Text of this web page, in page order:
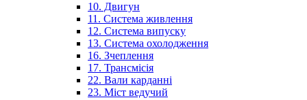
10. Двигун
11. Система живлення
12. Система випуску
13. Система охолодження
16. Зчеплення
17. Трансмісія
22. Вали карданні
23. Міст ведучий